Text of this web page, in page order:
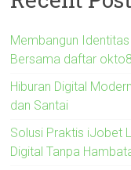
Membangun
Bersama daftar
Hiburan Digital
dan Santai
Solusi Praktis iJobet
Digital Tanpa